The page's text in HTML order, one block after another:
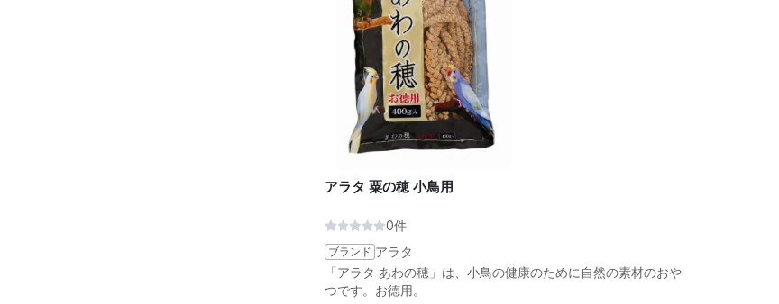
アラタ 粟の穂 小鳥用
0件
ブランド アラタ
「アラタ あわの穂」は、小鳥の健康のために自然の素材のおや
つです。お徳用。